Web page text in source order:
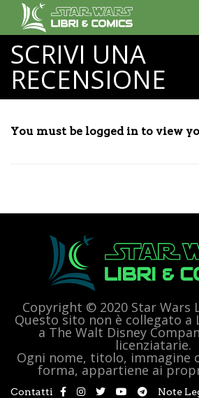
SCRIVI UNA
RECENSIONE
You must be logged in to view
Copyright © 2020 Star Wars
Questo sito non è collegato a
a The Walt Disney
licenziatarie.
Ogni nome, titolo, immagine
forma, appartiene ai
Contatti Note